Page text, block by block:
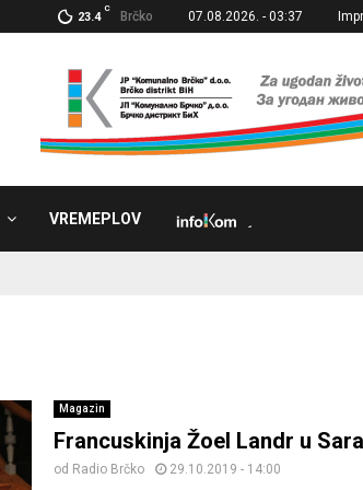
23.4
C
Brčko 07.08.2026. - 03:37
VREMEPLOV
Magazin
Francuskinja Žoel Landr u
od Radio Brčko 29.10.2019 - 14:00